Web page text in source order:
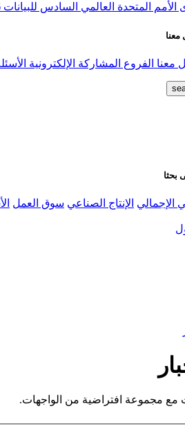
الأمم المتحدة العالمي السادس للبيانات 2026
معنا الفروع المشاركة الإلكترونية
بحثا
الإجمالي الإنتاج الصناعي سوق العمل
مع مجموعة افتراضية من الواجهات.